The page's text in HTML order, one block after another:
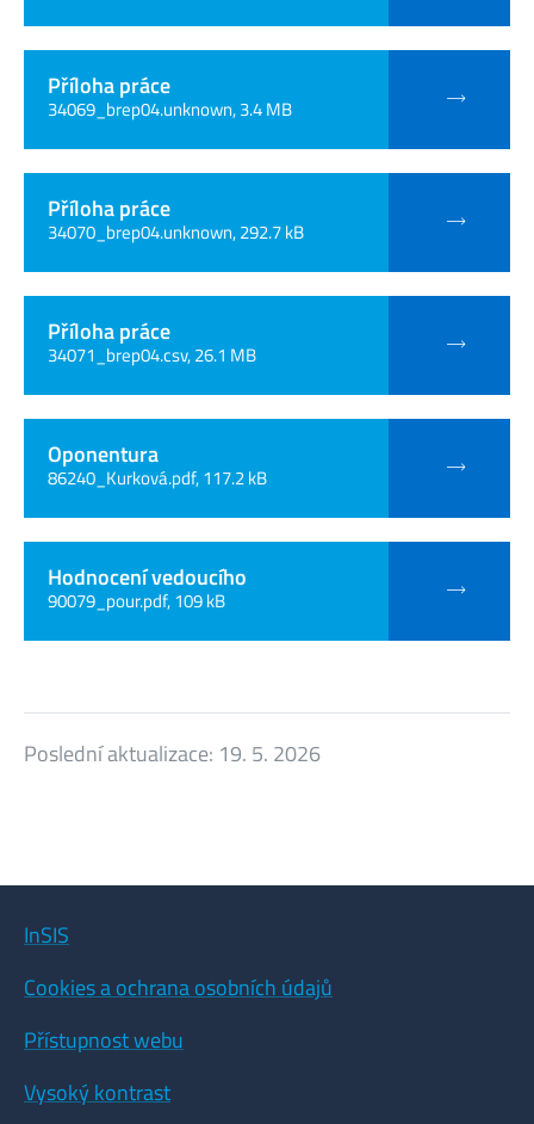
Příloha práce
34069_brep04.unknown, 3.4 MB
Příloha práce
34070_brep04.unknown, 292.7 kB
Příloha práce
34071_brep04.csv, 26.1 MB
Oponentura
86240_Kurková.pdf, 117.2 kB
Hodnocení vedoucího
90079_pour.pdf, 109 kB
Poslední aktualizace: 19. 5. 2026
InSIS
Cookies a ochrana osobních údajů
Přístupnost webu
Vysoký kontrast